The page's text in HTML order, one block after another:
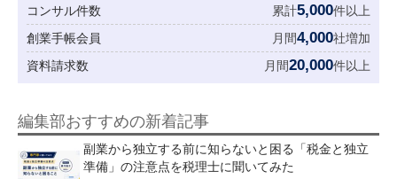
コンサル件数
累計5,000件以上
創業手帳会員
月間4,000社増加
資料請求数
月間20,000件以上
編集部おすすめの新着記事
副業から独立する前に知らないと困る「税金と独立
準備」の注意点を税理士に聞いてみた